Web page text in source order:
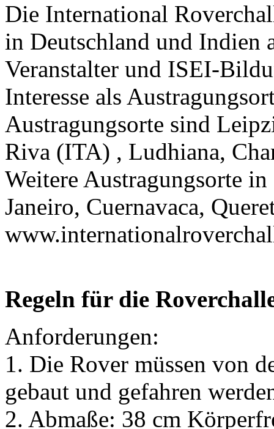
Die International
in Deutschland und Indien
Veranstalter und ISEI-
Interesse als
Austragungsorte sind
Riva (ITA) , Ludhiana,
Weitere Austragungsorte
Janeiro, Cuernavaca,
Regeln für die
Anforderungen:
1. Die Rover müssen von
gebaut und gefahren
2. Abmaße: 38 cm